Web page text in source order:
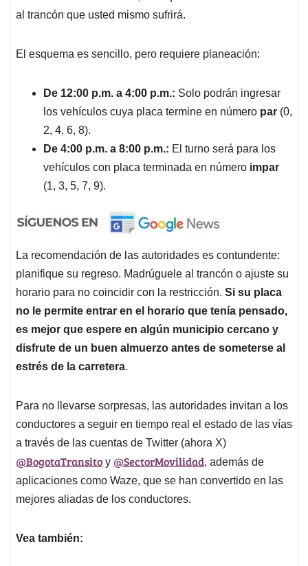
al trancón que usted mismo sufrirá.
El esquema es sencillo, pero requiere planeación:
De 12:00 p.m. a 4:00 p.m.: Solo podrán ingresar
los vehículos cuya placa termine en número par (0,
2, 4, 6, 8).
De 4:00 p.m. a 8:00 p.m.: El turno será para los
vehículos con placa terminada en número impar
(1, 3, 5, 7, 9).
La recomendación de las autoridades es contundente:
planifique su regreso. Madrúguele al trancón o ajuste su
horario para no coincidir con la restricción. Si su placa
no le permite entrar en el horario que tenía pensado,
es mejor que espere en algún municipio cercano y
disfrute de un buen almuerzo antes de someterse al
estrés de la carretera.
Para no llevarse sorpresas, las autoridades invitan a los
conductores a seguir en tiempo real el estado de las vías
a través de las cuentas de Twitter (ahora X)
@BogotaTransito y @SectorMovilidad, además de
aplicaciones como Waze, que se han convertido en las
mejores aliadas de los conductores.
Vea también: